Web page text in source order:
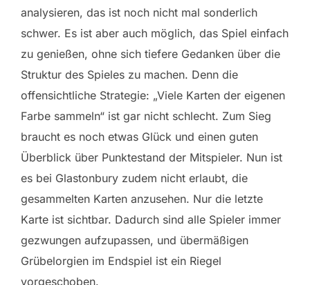
analysieren, das ist noch nicht mal sonderlich
schwer. Es ist aber auch möglich, das Spiel einfach
zu genießen, ohne sich tiefere Gedanken über die
Struktur des Spieles zu machen. Denn die
offensichtliche Strategie: „Viele Karten der eigenen
Farbe sammeln“ ist gar nicht schlecht. Zum Sieg
braucht es noch etwas Glück und einen guten
Überblick über Punktestand der Mitspieler. Nun ist
es bei Glastonbury zudem nicht erlaubt, die
gesammelten Karten anzusehen. Nur die letzte
Karte ist sichtbar. Dadurch sind alle Spieler immer
gezwungen aufzupassen, und übermäßigen
Grübelorgien im Endspiel ist ein Riegel
vorgeschoben.